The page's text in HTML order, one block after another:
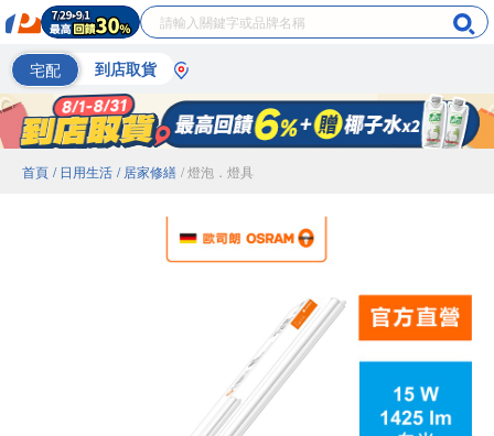
宅配 到店取貨
首頁 / 日用生活 / 居家修繕 / 燈泡．燈具